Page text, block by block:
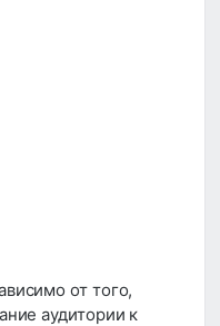
от того,
аудитории к